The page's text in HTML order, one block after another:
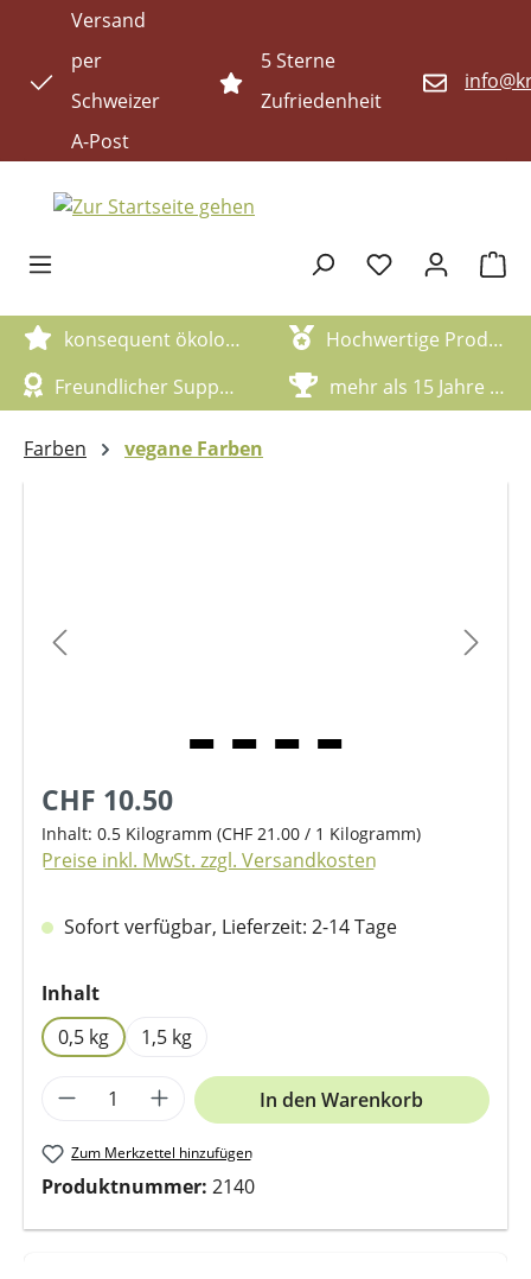
Zum Hauptinhalt springen
Versand
per
Schweizer
A-Post
5 Sterne
Zufriedenheit
konsequent ökologische Artikel
Hochwertige Produktqualität
Freundlicher Support
mehr als 15 Jahre Erfahrung
Farben vegane Farben
CHF 10.50
Inhalt: 0.5 Kilogramm (CHF 21.00 / 1 Kilogramm)
Preise inkl. MwSt. zzgl. Versandkosten
Sofort verfügbar, Lieferzeit: 2-14 Tage
Inhaltauswählen
0,5 kg
1,5 kg
Produkt Anzahl: Gib den
In den Warenkorb
Zum Merkzettel hinzufügen
Produktnummer: 2140